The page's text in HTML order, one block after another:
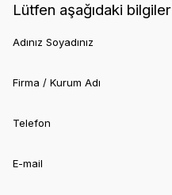
Lütfen aşağıdaki
Adınız Soyadınız
Firma / Kurum Adı
Telefon
E-mail